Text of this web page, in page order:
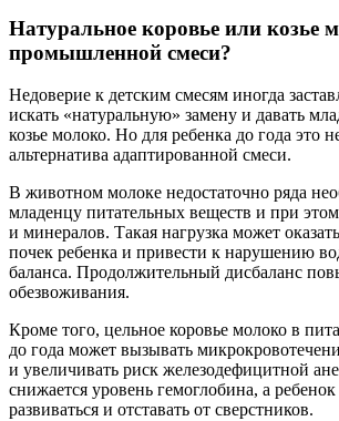
Натуральное коровье или козье
промышленной смеси?
Недоверие к детским смесям иногда
искать «натуральную» замену и давать
козье молоко. Но для ребенка до года это
альтернатива адаптированной смеси.
В животном молоке недостаточно ряда
младенцу питательных веществ и при
и минералов. Такая нагрузка может
почек ребенка и привести к нарушению
баланса. Продолжительный дисбаланс
обезвоживания.
Кроме того, цельное коровье молоко в
до года может вызывать
и увеличивать риск железодефицитной
снижается уровень гемоглобина, а
развиваться и отставать от сверстников.